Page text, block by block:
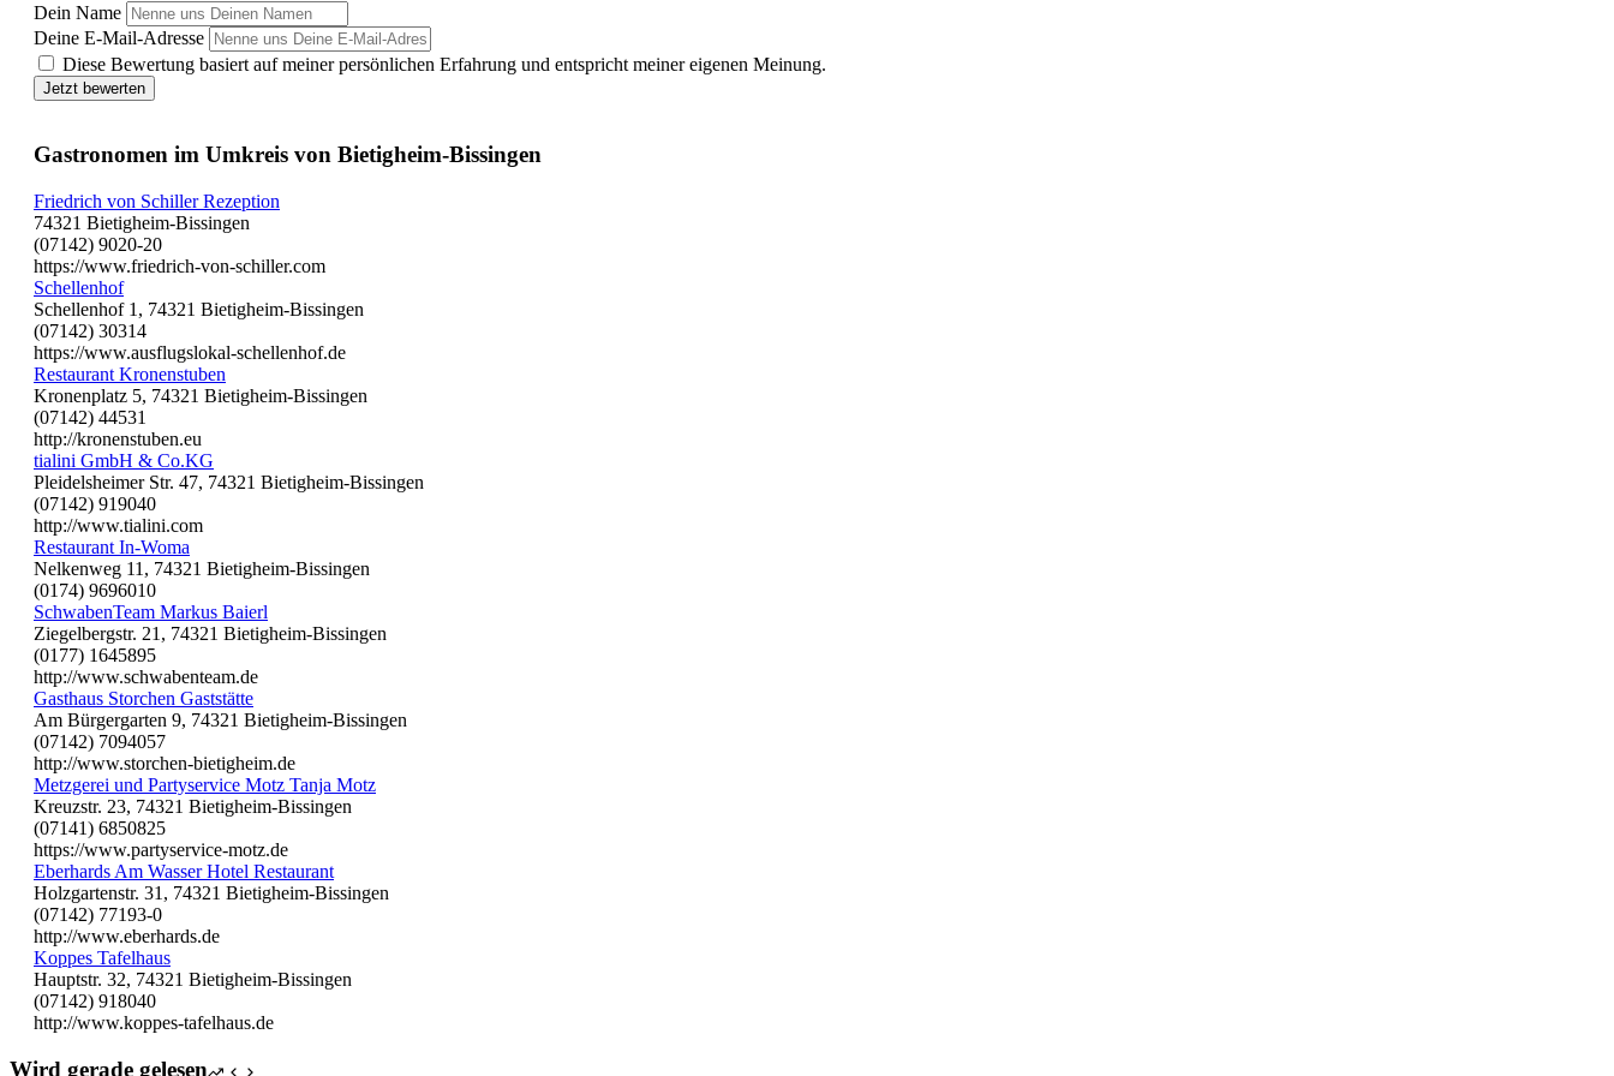
Dein Name
Deine E-Mail-Adresse
Diese Bewertung basiert auf meiner persönlichen Erfahrung und entspricht meiner eigenen Meinung.
Jetzt bewerten
Gastronomen im Umkreis von Bietigheim-Bissingen
Friedrich von Schiller Rezeption
74321 Bietigheim-Bissingen
(07142) 9020-20
https://www.friedrich-von-schiller.com
Schellenhof
Schellenhof 1, 74321 Bietigheim-Bissingen
(07142) 30314
https://www.ausflugslokal-schellenhof.de
Restaurant Kronenstuben
Kronenplatz 5, 74321 Bietigheim-Bissingen
(07142) 44531
http://kronenstuben.eu
tialini GmbH & Co.KG
Pleidelsheimer Str. 47, 74321 Bietigheim-Bissingen
(07142) 919040
http://www.tialini.com
Restaurant In-Woma
Nelkenweg 11, 74321 Bietigheim-Bissingen
(0174) 9696010
SchwabenTeam Markus Baierl
Ziegelbergstr. 21, 74321 Bietigheim-Bissingen
(0177) 1645895
http://www.schwabenteam.de
Gasthaus Storchen Gaststätte
Am Bürgergarten 9, 74321 Bietigheim-Bissingen
(07142) 7094057
http://www.storchen-bietigheim.de
Metzgerei und Partyservice Motz Tanja Motz
Kreuzstr. 23, 74321 Bietigheim-Bissingen
(07141) 6850825
https://www.partyservice-motz.de
Eberhards Am Wasser Hotel Restaurant
Holzgartenstr. 31, 74321 Bietigheim-Bissingen
(07142) 77193-0
http://www.eberhards.de
Koppes Tafelhaus
Hauptstr. 32, 74321 Bietigheim-Bissingen
(07142) 918040
http://www.koppes-tafelhaus.de
Wird gerade gelesen